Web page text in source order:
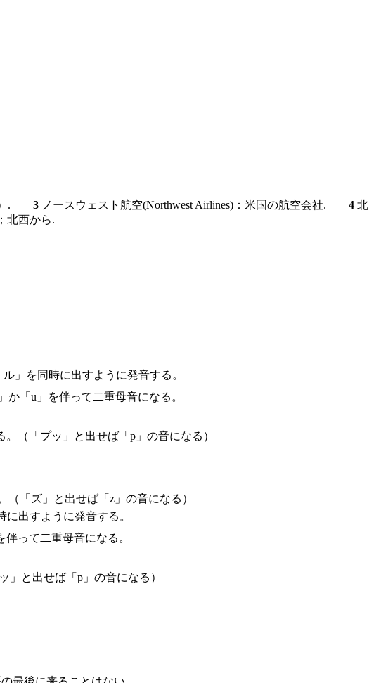
）. 3 ノースウェスト航空(Northwest Airlines)：米国の航空会社. 4 北
北西から.
」を同時に出すように発音する。
「u」を伴って二重母音になる。
（「プッ」と出せば「p」の音になる）
「ズ」と出せば「z」の音になる）
出すように発音する。
って二重母音になる。
」と出せば「p」の音になる）